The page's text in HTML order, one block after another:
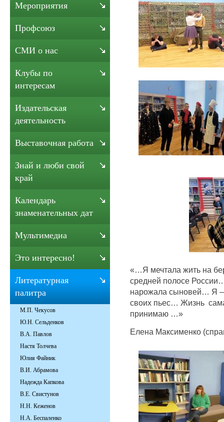
«…Я мечтала жить на
средней полосе
нарожала сыновей… Я –
своих пьес… Жизнь
принимаю …»
Елена Максименко
Мероприятия
Профсоюз
СМИ о нас
Клубы по
интересам
Издательская
деятельность
Выставочная работа
Знай и люби свой
край
Календарь
знаменательных дат
Мультимедиа
Это интересно!
Литературная
палитра
М.П. Чекусов
Ю.Н. Сельденков
В.А. Павлов
Настя Толчева
Юлия Файник
В.И. Абрамова
Надежда Капкова
В.Е. Свистунов
Н.Н. Кеженов
Н.А. Беспаленко